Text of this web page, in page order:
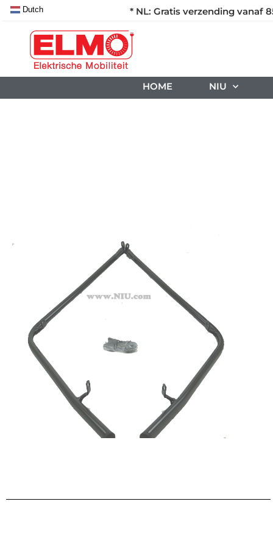
* NL: Gratis verzending vanaf
Dutch
HOME NIU